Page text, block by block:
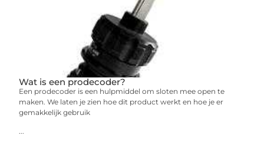
Wat is een prodecoder?
Een prodecoder is een hulpmiddel om sloten mee open te
maken. We laten je zien hoe dit product werkt en hoe je er
gemakkelijk gebruik